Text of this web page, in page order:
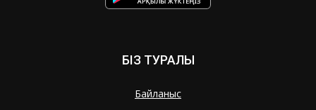
БІЗ ТУРАЛЫ
Байланыс